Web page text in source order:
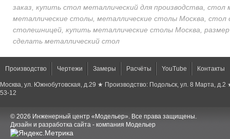
заказ, купить стол металлический для производства, стол
металлические столы, металлические столы Москва, стол
столешницей, купить металлические столы Москва,
сделать металлический стол
Производство Чертежи Замеры Расчёты YouTube Контакты
Москва, ул. Южнобутовская, д.29 ★ Производство: Подольск, ул. 8 Марта,
53-12
© 2026 Инженерный центр «Модельер». Все права защищены.
Дизайн и разработка сайта - компания Модельер